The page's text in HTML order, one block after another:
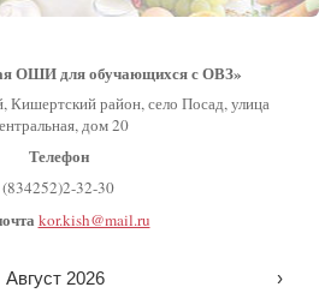
ОШИ для обучающихся с ОВЗ»
Кишертский район, село Посад, улица
дом 20
Телефон
(834252)2-32-30
kor.kish@mail.ru
Август 2026 ›